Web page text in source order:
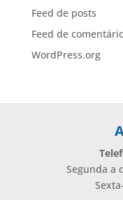
Feed de posts
Feed de
WordPress.org
Segunda a